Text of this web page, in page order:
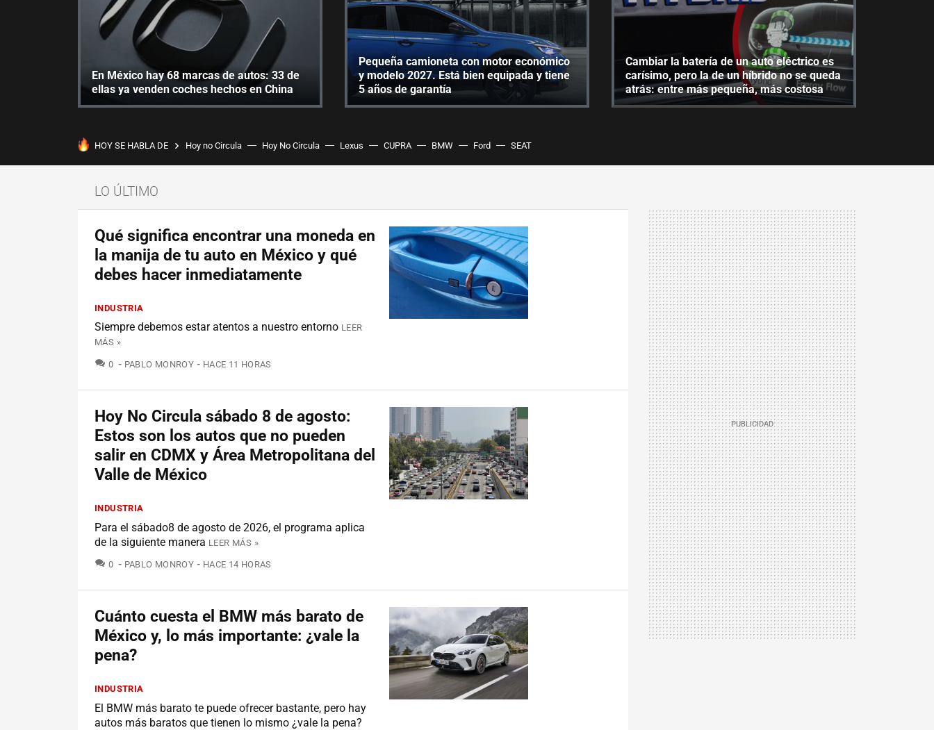
En México hay 68 marcas de autos: 33 de
ellas ya venden coches hechos en China
Pequeña camioneta con motor económico
y modelo 2027. Está bien equipada y tiene
5 años de garantía
Cambiar la batería de un auto eléctrico es
carísimo, pero la de un híbrido no se queda
atrás: entre más pequeña, más costosa
HOY SE HABLA DE Hoy no Circula Hoy No Circula Lexus CUPRA BMW Ford SEAT
LO ÚLTIMO
Qué significa encontrar una moneda en
la manija de tu auto en México y qué
debes hacer inmediatamente
INDUSTRIA
Siempre debemos estar atentos a nuestro entorno LEER
MÁS »
0 COMENTARIOS
PABLO MONROY HACE 11 HORAS
Hoy No Circula sábado 8 de agosto:
Estos son los autos que no pueden
salir en CDMX y Área Metropolitana del
Valle de México
INDUSTRIA
Para el sábado8 de agosto de 2026, el programa aplica
de la siguiente manera LEER MÁS »
0 COMENTARIOS
PABLO MONROY HACE 14 HORAS
Cuánto cuesta el BMW más barato de
México y, lo más importante: ¿vale la
pena?
INDUSTRIA
El BMW más barato te puede ofrecer bastante, pero hay
autos más baratos que tienen lo mismo ¿vale la pena?